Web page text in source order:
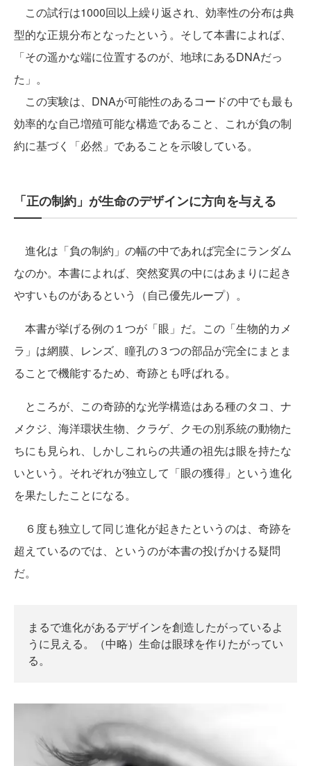
この試行は1000回以上繰り返され、効率性の分布は典
型的な正規分布となったという。そして本書によれば、
「その遥かな端に位置するのが、地球にあるDNAだっ
た」。
この実験は、DNAが可能性のあるコードの中でも最も
効率的な自己増殖可能な構造であること、これが負の制
約に基づく「必然」であることを示唆している。
「正の制約」が生命のデザインに方向を与える
進化は「負の制約」の幅の中であれば完全にランダム
なのか。本書によれば、突然変異の中にはあまりに起き
やすいものがあるという（自己優先ループ）。
本書が挙げる例の１つが「眼」だ。この「生物的カメ
ラ」は網膜、レンズ、瞳孔の３つの部品が完全にまとま
ることで機能するため、奇跡とも呼ばれる。
ところが、この奇跡的な光学構造はある種のタコ、ナ
メクジ、海洋環状生物、クラゲ、クモの別系統の動物た
ちにも見られ、しかしこれらの共通の祖先は眼を持たな
いという。それぞれが独立して「眼の獲得」という進化
を果たしたことになる。
６度も独立して同じ進化が起きたというのは、奇跡を
超えているのでは、というのが本書の投げかける疑問
だ。
まるで進化があるデザインを創造したがっているよ
うに見える。（中略）生命は眼球を作りたがってい
る。